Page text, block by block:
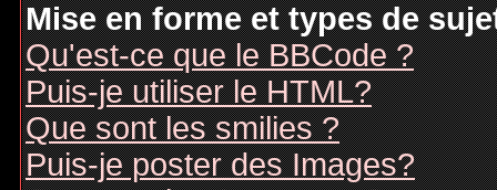
Mise en forme et types de
Qu'est-ce que le BBCode ?
Puis-je utiliser le HTML?
Que sont les smilies ?
Puis-je poster des Images?